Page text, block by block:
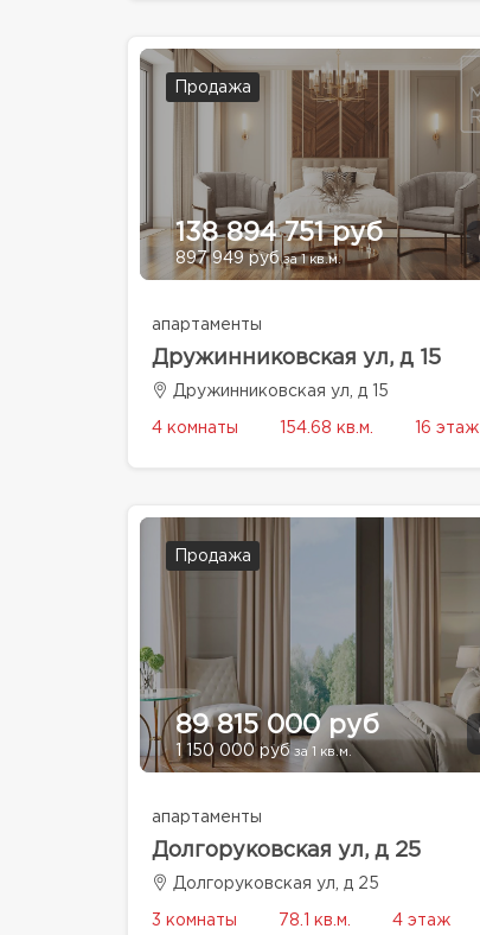
Продажа
138 894 751 руб
897 949 рубза 1 кв.м.
апартаменты
Дружинниковская ул, д 15
Дружинниковская ул, д 15
4 комнаты 154.68 кв.м. 16 этаж
Продажа
89 815 000 руб
1 150 000 руб за 1 кв.м.
апартаменты
Долгоруковская ул, д 25
Долгоруковская ул, д 25
3 комнаты 78.1 кв.м. 4 этаж